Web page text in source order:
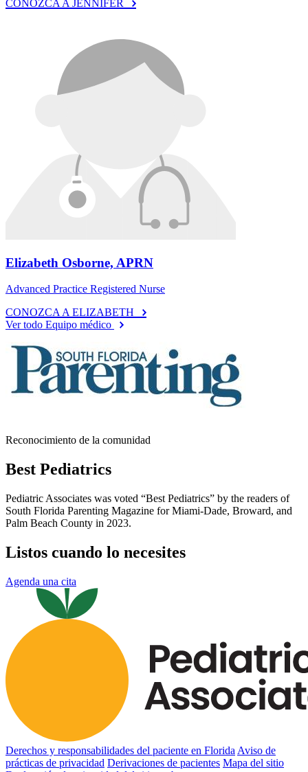
CONOZCA A JENNIFER
Elizabeth Osborne, APRN
Advanced Practice Registered Nurse
CONOZCA A ELIZABETH
Ver todo Equipo médico
Reconocimiento de la comunidad
Best Pediatrics
Pediatric Associates was voted “Best Pediatrics” by the readers of
South Florida Parenting Magazine for Miami-Dade, Broward, and
Palm Beach County in 2023.
Listos cuando lo necesites
Agenda una cita
Derechos y responsabilidades del paciente en Florida Aviso de
prácticas de privacidad Derivaciones de pacientes Mapa del sitio